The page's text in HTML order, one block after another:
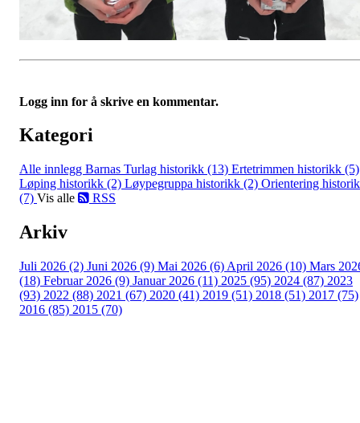
Logg inn for å skrive en kommentar.
Kategori
Alle innlegg Barnas Turlag historikk (13) Ertetrimmen historikk (5)
Løping historikk (2) Løypegruppa historikk (2) Orientering
(7) Vis alle RSS
Arkiv
Juli 2026 (2) Juni 2026 (9) Mai 2026 (6) April 2026 (10) Mars
(18) Februar 2026 (9) Januar 2026 (11) 2025 (95) 2024 (87) 2023
(93) 2022 (88) 2021 (67) 2020 (41) 2019 (51) 2018 (51) 2017 (75)
2016 (85) 2015 (70)